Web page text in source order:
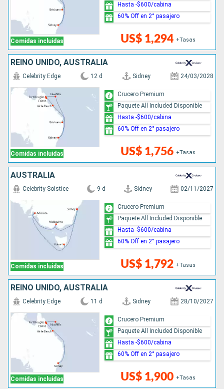
Comidas incluidas US$ 1,294 +Tasas
Hasta -$600/cabina
60% Off en 2° pasajero
REINO UNIDO, AUSTRALIA
Comidas incluidas
Celebrity Edge 12 d Sidney 24/03/2028
US$ 1,756 +Tasas
Crucero Premium
Paquete All Included Disponible
Hasta -$600/cabina
60% Off en 2° pasajero
AUSTRALIA
Comidas incluidas
Celebrity Solstice 9 d Sidney 02/11/2027
US$ 1,792 +Tasas
Crucero Premium
Paquete All Included Disponible
Hasta -$600/cabina
60% Off en 2° pasajero
REINO UNIDO, AUSTRALIA
Comidas incluidas
Celebrity Edge 11 d Sidney 28/10/2027
US$ 1,900 +Tasas
Crucero Premium
Paquete All Included Disponible
Hasta -$600/cabina
60% Off en 2° pasajero